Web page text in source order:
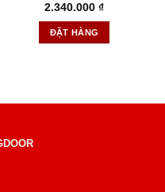
2.340.000 ₫
ĐẶT HÀNG